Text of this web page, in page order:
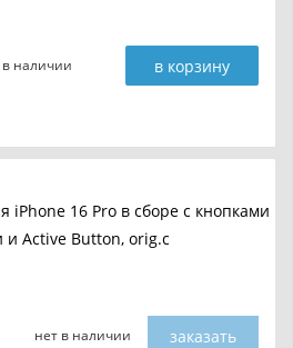
в наличии в корзину
iPhone 16 Pro в сборе c кнопками
и Active Button, orig.c
нет в наличии заказать